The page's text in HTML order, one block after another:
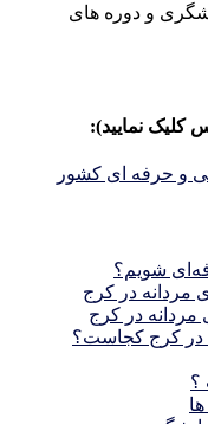
و دوره های
کلیک نمایید):
شویم؟
مردانه در کرج
در کرج کجاست؟
؟